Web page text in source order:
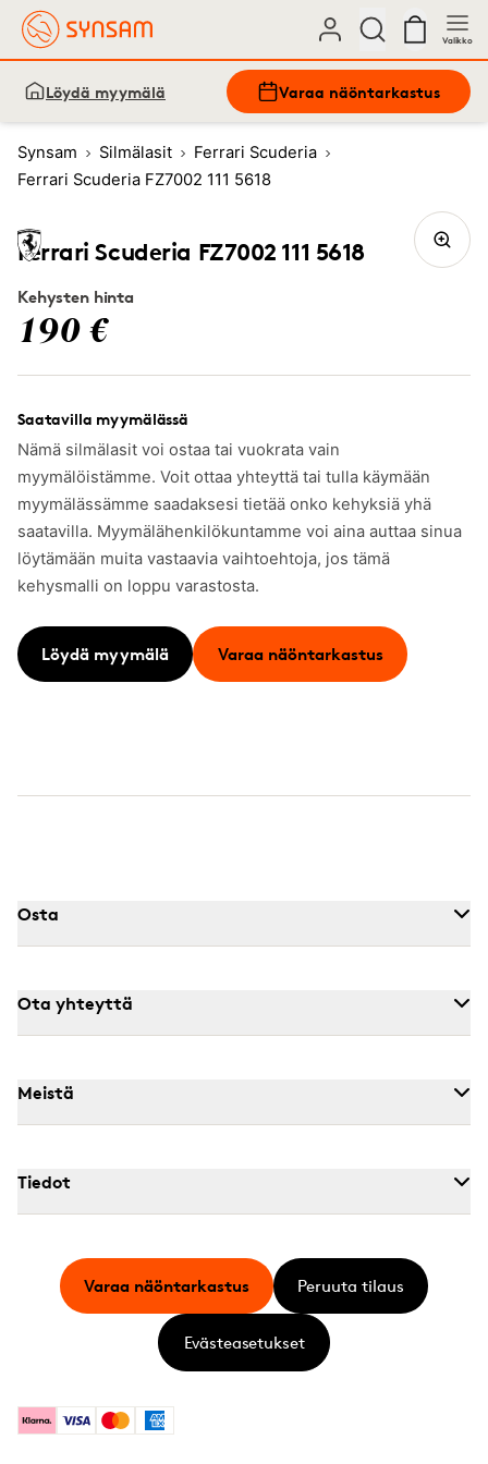
Valikko
Löydä myymälä Varaa näöntarkastus
Synsam Silmälasit
Ferrari Scuderia
Ferrari Scuderia FZ7002 111 5618
Ferrari Scuderia FZ7002 111 5618
Kehysten hinta
190 €
Saatavilla myymälässä
Nämä silmälasit voi ostaa tai vuokrata vain
myymälöistämme. Voit ottaa yhteyttä tai tulla käymään
myymälässämme saadaksesi tietää onko kehyksiä yhä
saatavilla. Myymälähenkilökuntamme voi aina auttaa sinua
löytämään muita vastaavia vaihtoehtoja, jos tämä
kehysmalli on loppu varastosta.
Löydä myymälä Varaa näöntarkastus
Osta
Ota yhteyttä
Meistä
Tiedot
KlarnaVisa MastercardAmerican Express
Varaa näöntarkastus Peruuta tilaus
Evästeasetukset